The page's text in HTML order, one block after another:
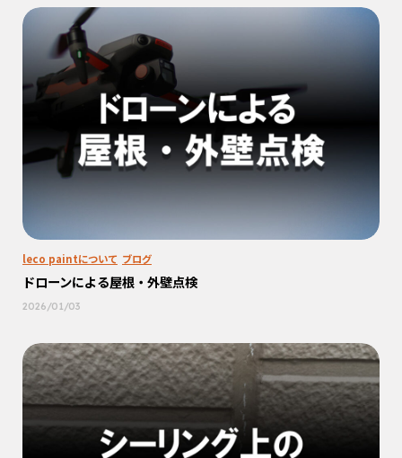
leco paintについて ブログ
ドローンによる屋根・外壁点検
2026/01/03